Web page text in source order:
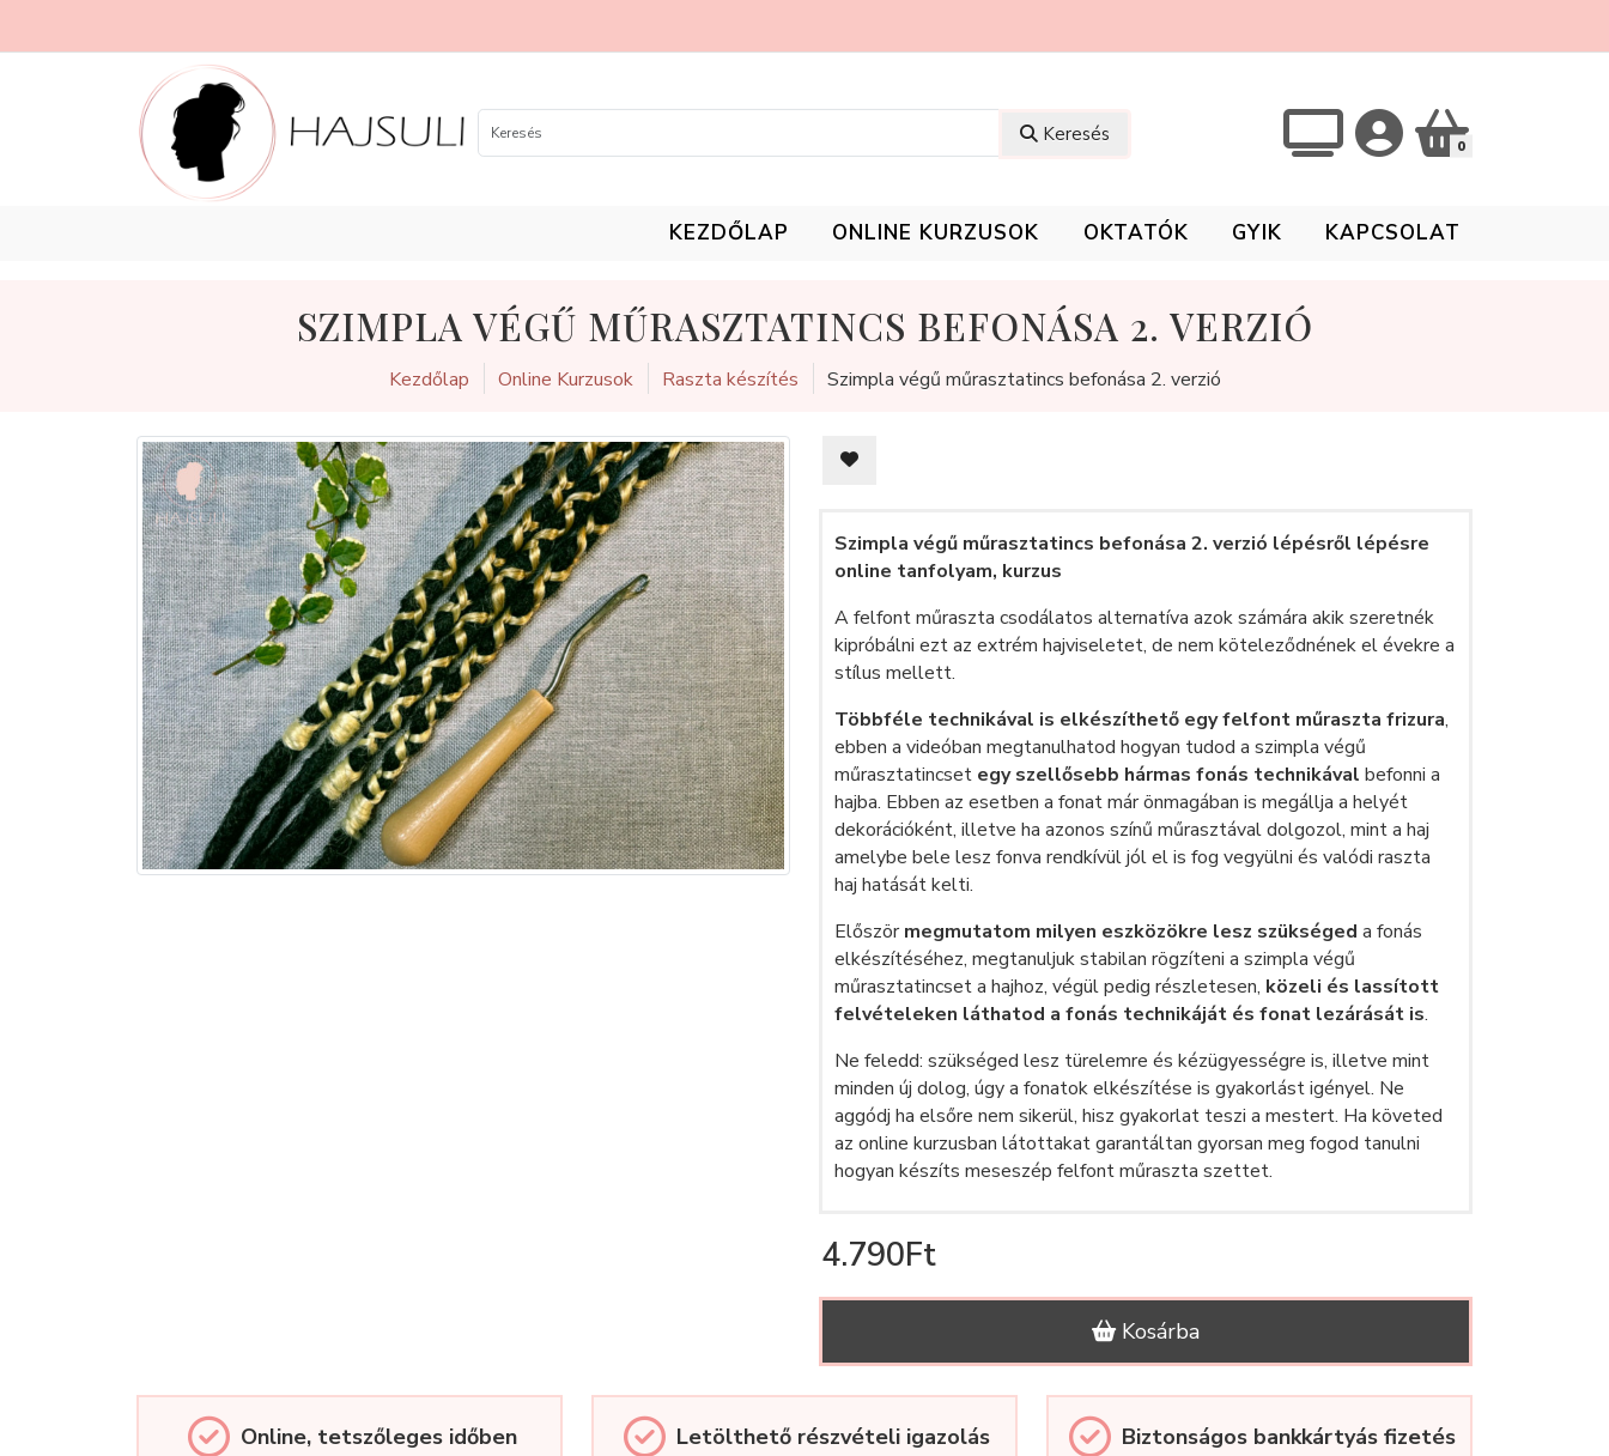
Keresés 0
KEZDŐLAP ONLINE KURZUSOK OKTATÓK GYIK KAPCSOLAT
SZIMPLA VÉGŰ MŰRASZTATINCS BEFONÁSA 2. VERZIÓ
Kezdőlap Online Kurzusok Raszta készítés Szimpla végű műrasztatincs befonása 2. verzió
Szimpla végű műrasztatincs befonása 2. verzió lépésről lépésre
online tanfolyam, kurzus
A felfont műraszta csodálatos alternatíva azok számára akik szeretnék
kipróbálni ezt az extrém hajviseletet, de nem köteleződnének el évekre a
stílus mellett.
Többféle technikával is elkészíthető egy felfont műraszta frizura,
ebben a videóban megtanulhatod hogyan tudod a szimpla végű
műrasztatincset egy szellősebb hármas fonás technikával befonni a
hajba. Ebben az esetben a fonat már önmagában is megállja a helyét
dekorációként, illetve ha azonos színű műrasztával dolgozol, mint a haj
amelybe bele lesz fonva rendkívül jól el is fog vegyülni és valódi raszta
haj hatását kelti.
Előszörmegmutatom milyen eszközökre lesz szükséged a fonás
elkészítéséhez, megtanuljuk stabilan rögzíteni a szimpla végű
műrasztatincset a hajhoz, végül pedig részletesen, közeli és lassított
felvételeken láthatod a fonás technikáját és fonat lezárását is.
Ne feledd: szükséged lesz türelemre és kézügyességre is, illetve mint
minden új dolog, úgy a fonatok elkészítése is gyakorlást igényel. Ne
aggódj ha elsőre nem sikerül, hisz gyakorlat teszi a mestert. Ha követed
az online kurzusban látottakat garantáltan gyorsan meg fogod tanulni
hogyan készíts meseszép felfont műraszta szettet.
4.790Ft
Kosárba
Online, tetszőleges időben
Letölthető részvételi igazolás Biztonságos bankkártyás fizetés